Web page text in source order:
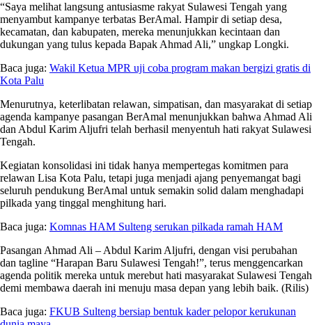
“Saya melihat langsung antusiasme rakyat Sulawesi Tengah yang
menyambut kampanye terbatas BerAmal. Hampir di setiap desa,
kecamatan, dan kabupaten, mereka menunjukkan kecintaan dan
dukungan yang tulus kepada Bapak Ahmad Ali,” ungkap Longki.
Baca juga: Wakil Ketua MPR uji coba program makan bergizi gratis di
Kota Palu
Menurutnya, keterlibatan relawan, simpatisan, dan masyarakat di setiap
agenda kampanye pasangan BerAmal menunjukkan bahwa Ahmad Ali
dan Abdul Karim Aljufri telah berhasil menyentuh hati rakyat Sulawesi
Tengah.
Kegiatan konsolidasi ini tidak hanya mempertegas komitmen para
relawan Lisa Kota Palu, tetapi juga menjadi ajang penyemangat bagi
seluruh pendukung BerAmal untuk semakin solid dalam menghadapi
pilkada yang tinggal menghitung hari.
Baca juga: Komnas HAM Sulteng serukan pilkada ramah HAM
Pasangan Ahmad Ali – Abdul Karim Aljufri, dengan visi perubahan
dan tagline “Harapan Baru Sulawesi Tengah!”, terus menggencarkan
agenda politik mereka untuk merebut hati masyarakat Sulawesi Tengah
demi membawa daerah ini menuju masa depan yang lebih baik. (Rilis)
Baca juga: FKUB Sulteng bersiap bentuk kader pelopor kerukunan